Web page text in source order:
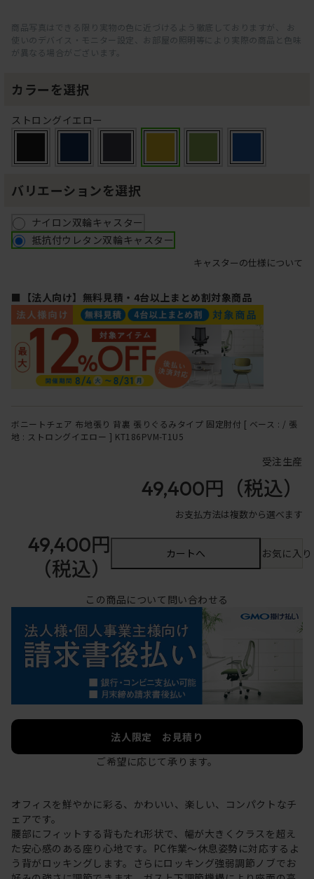
商品写真はできる限り実物の色に近づけるよう徹底しておりますが、 お
使いのデバイス・モニター設定、お部屋の照明等により実際の商品と色味
が異なる場合がございます。
カラーを選択
ストロングイエロー
バリエーションを選択
ナイロン双輪キャスター
抵抗付ウレタン双輪キャスター
キャスターの仕様について
■【法人向け】無料見積・4台以上まとめ割対象商品
ボニートチェア 布地張り 背裏 張りぐるみタイプ 固定肘付 [ ベース : / 張
地 : ストロングイエロー ] KT186PVM-T1U5
受注生産
49,400円 （税込）
お支払方法は複数から選べます
49,400円
（税込）
カートへ お気に入
この商品について問い合わせる
法人限定 お見積り
ご希望に応じて承ります。
オフィスを鮮やかに彩る、かわいい、楽しい、コンパクトなチ
ェアです。
腰部にフィットする背もたれ形状で、幅が大きくクラスを超え
た安心感のある座り心地です。PC作業～休息姿勢に対応するよ
う背がロッキングします。さらにロッキング強弱調節ノブでお